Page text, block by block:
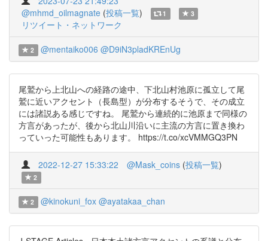
@mhmd_oilmagnate (投稿一覧) 1 3
リツイート・ネットワーク
2 @mentaiko006 @D9iN3pladKREnUg
尾鷲から上北山への経路の途中、下北山村池原に孤立して尾
鷲に近いアクセント（長島型）が分布するそうで、その成立
には諸説ある感じですね。 尾鷲から連続的に池原まで同様の
方言があったが、後から北山川沿いに主流の方言に置き換わ
っていった可能性もあります。 https://t.co/xcVMMGQ3PN
2022-12-27 15:33:22 @Mask_coins (投稿一覧)
2
2 @kinokuni_fox @ayatakaa_chan